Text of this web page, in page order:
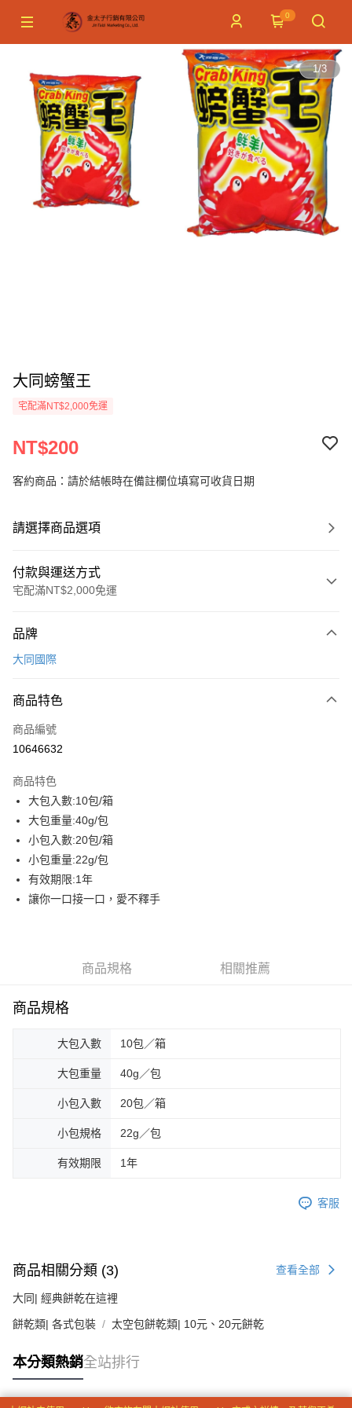
0
1/3
大同螃蟹王
宅配滿NT$2,000免運
NT$200
客約商品：請於結帳時在備註欄位填寫可收貨日期
請選擇商品選項
付款與運送方式
宅配滿NT$2,000免運
信用卡一次付款
Apple Pay
街口支付
AFTEE先享後付
相關說明
【關於「AFTEE先享後付」】
AFTEE先享後付是「在收到商品之後才付款」的支付方式。 讓您購物簡單
便利好安心！
１．簡單：不需註冊會員、不需綁卡、不需儲值。
２．便利：只要手機號碼，簡訊認證，即可結帳。
３．安心：先確認商品／服務後，再付款。
２．訂單成立數日內，您將收到繳費通知簡訊。
※ 請注意：結帳手續完成當下不需立刻繳費，但若您需要取消訂單，請聯絡
後付繳納相關費用。
※ 交易是否成功請以「AFTEE先享後付 」之結帳頁面顯示為準，若有關於
是否繳費成功／繳費後需取消欲退款等相關疑問，請聯繫「AFTEE先享後付
客戶支援中心」https://netprotections.freshdesk.com/support/home
【注意事項】
易，需依本服務之必要範圍內提供個人資料，並將交易相關給付款項請求債
２．關於個人資料處理事宜，請瀏覽以下網址：
「AFTEE先享後付」，若未經同意申辦者引起之損失，本公司不負相關責
請求用戶進行身份認證。
５．嚴禁一人註冊多個帳號或使用他人資訊註冊。若發現惡意使用之情形，
恩沛科技股份有限公司將有權停止該用戶之使用額度並採取法律行動。
ATM付款
貨到付款
運送方式
每筆NT$130，滿NT$2,000(含以上)免運費
每筆NT$190，滿NT$2,600(含以上)免運費
品牌
大同國際
商品特色
商品編號
10646632
商品特色
大包入數:10包/箱
大包重量:40g/包
小包入數:20包/箱
小包重量:22g/包
有效期限:1年
讓你一口接一口，愛不釋手
商品規格 相關推薦
商品規格
大包入數 10包／箱
大包重量 40g／包
小包入數 20包／箱
小包規格 22g／包
有效期限 1年
客服
商品相關分類 (3) 查看全部
大同| 經典餅乾在這裡
餅乾類| 各式包裝 太空包餅乾類| 10元、20元餅乾
本分類熱銷全站排行